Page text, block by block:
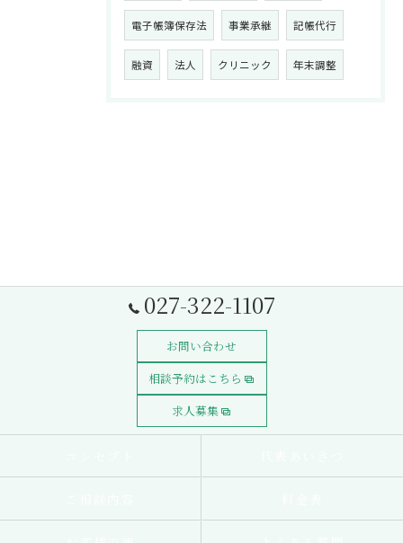
電子帳簿保存法 事業承継 記帳代行
融資 法人 クリニック 年末調整
027-322-1107
お問い合わせ
相談予約はこちら
求人募集